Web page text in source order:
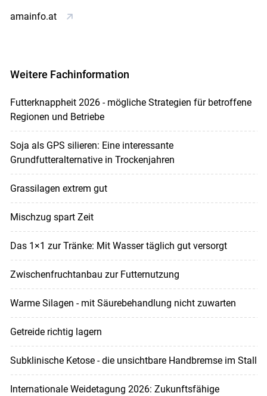
amainfo.at
Weitere Fachinformation
Futterknappheit 2026 - mögliche Strategien für betroffene
Regionen und Betriebe
Soja als GPS silieren: Eine interessante
Grundfutteralternative in Trockenjahren
Grassilagen extrem gut
Mischzug spart Zeit
Das 1×1 zur Tränke: Mit Wasser täglich gut versorgt
Zwischenfruchtanbau zur Futternutzung
Warme Silagen - mit Säurebehandlung nicht zuwarten
Getreide richtig lagern
Subklinische Ketose - die unsichtbare Handbremse im Stall
Internationale Weidetagung 2026: Zukunftsfähige